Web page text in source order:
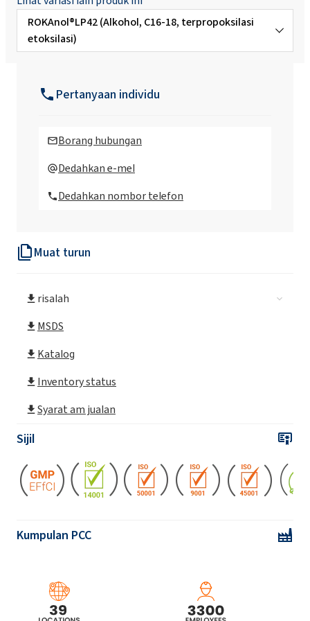
Muat turun
risalah
MSDS
Katalog
Inventory status
Syarat am jualan
Sijil
Kumpulan PCC
ROKAnol®LP42 (Alkohol, C16-18, terpropoksilasi
etoksilasi)
ROKAnol®LP200 (Polyoxyalkylene glycol
ROKAnol® LP2126 (Polyoxyalkylene glycol
ROKAnol®LP2529 (Polyoxyalkylene glycol
eter)
terpropoksilasi)
ROKAnol®LP3034 (Polyoxyalkylene glycol
ROKAnol®LP3135 (Polyoxyalkylene glycol
ROKAnol®LP3943 (Alkohol, C12-15,
terpropoksilasi etoksilasi)
Pertanyaan individu
Borang hubungan
Dedahkan e-mel
Dedahkan nombor telefon